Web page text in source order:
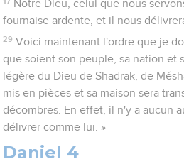
Notre Dieu, celui que nous
fournaise ardente, et il nous
29 Voici maintenant l'ordre que je
que soient son peuple, sa nation et
légère du Dieu de Shadrak, de
mis en pièces et sa maison sera
décombres. En effet, il n'y a aucun
délivrer comme lui. »
Daniel 4